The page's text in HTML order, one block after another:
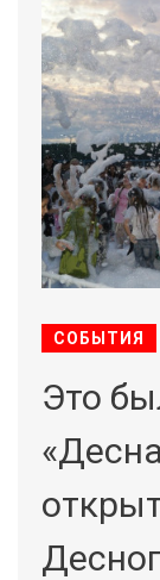
СОБЫТИЯ
Это